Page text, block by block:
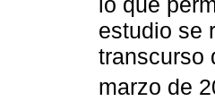
estudio se
transcurso
marzo de